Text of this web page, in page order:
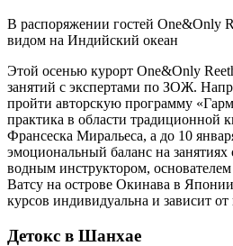
В распоряжении гостей One&Only
видом на Индийский океан
Этой осенью курорт One&Only
занятий с экспертами по ЗОЖ.
пройти авторскую программу
практика в области традиционной
Франсеска Миральеса, а до 10
эмоциональный баланс на занятиях
водным инструктором,
Ватсу на острове Окинава в
курсов индивидуальна и зависит
Детокс в Шанхае